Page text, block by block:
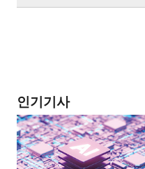
인기기사